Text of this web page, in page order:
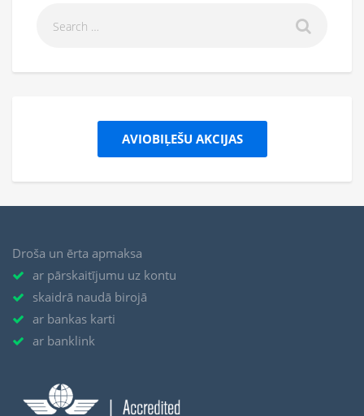
AVIOBIĻEŠU AKCIJAS
Droša un ērta apmaksa
ar pārskaitījumu uz kontu
skaidrā naudā birojā
ar bankas karti
ar banklink